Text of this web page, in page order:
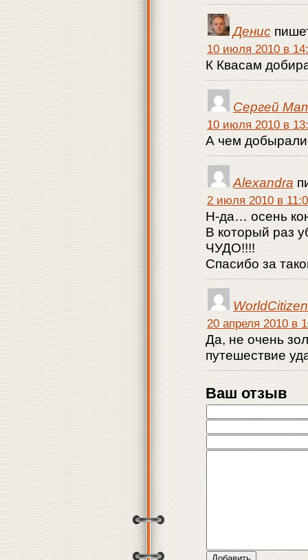
Денис
10 июля 2010 в
К Квасам
Сергей
10 июля 2010 в
А чем
Alexandra
2 июля 2010 в
Н-да… осень
В который раз
ЧУДО!!!!
Спасибо за
WorldCitizen
20 апреля 2010 в
Да, не очень
путешествие
Ваш отзыв